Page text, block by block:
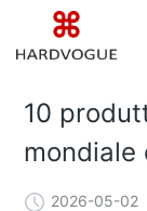
10
mondiale
2026-05-02